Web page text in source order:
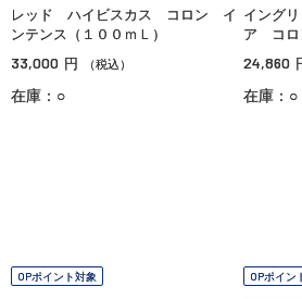
レッド ハイビスカス コロン イ
ンテンス（１００ｍＬ）
33,000 円 （税込）
在庫：○
イング
ア コロ
24,860
在庫：○
OPポイント対象 OPポイン